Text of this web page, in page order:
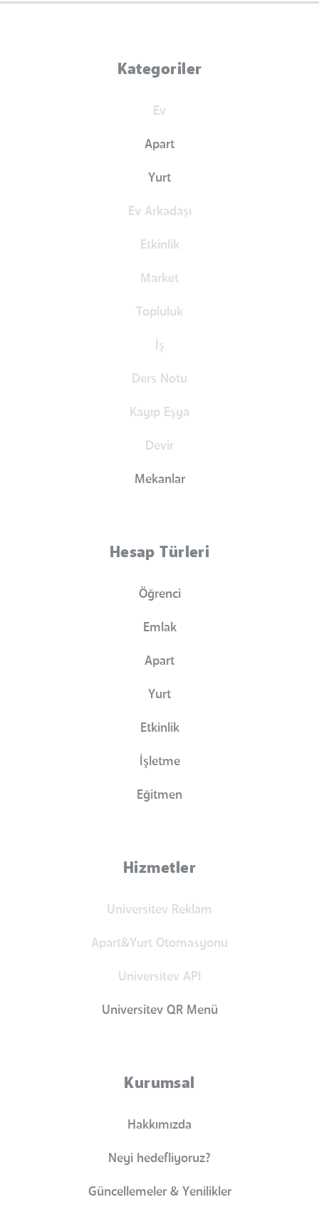
Kategoriler
Ev
Apart
Yurt
Ev Arkadaşı
Etkinlik
Market
Topluluk
İş
Ders Notu
Kayıp Eşya
Devir
Mekanlar
Hesap Türleri
Öğrenci
Emlak
Apart
Yurt
Etkinlik
İşletme
Eğitmen
Hizmetler
Universitev Reklam
Apart&Yurt Otomasyonu
Universitev API
Universitev QR Menü
Kurumsal
Hakkımızda
Neyi hedefliyoruz?
Güncellemeler & Yenilikler